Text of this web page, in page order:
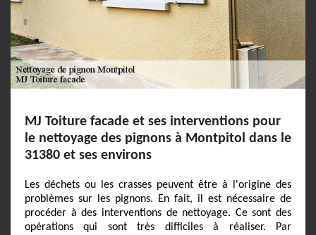
MJ Toiture facade et ses interventions pour
le nettoyage des pignons à Montpitol dans le
31380 et ses environs
Les déchets ou les crasses peuvent être à l'origine des
problèmes sur les pignons. En fait, il est nécessaire de
procéder à des interventions de nettoyage. Ce sont des
opérations qui sont très difficiles à réaliser. Par